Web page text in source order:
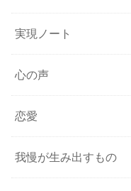
実現ノート
心の声
恋愛
我慢が生み出すもの